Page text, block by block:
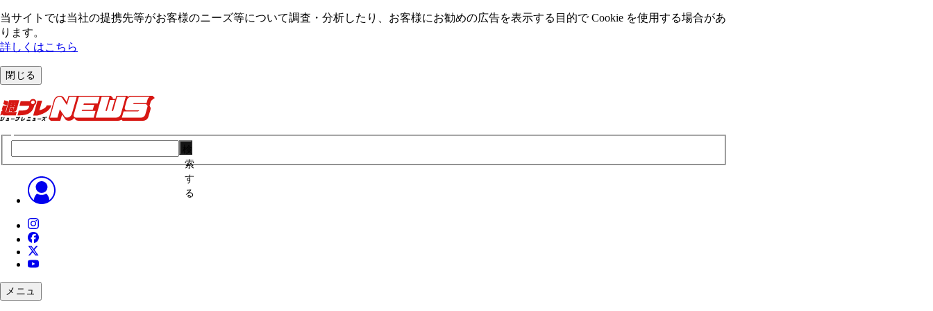
当サイトでは当社の提携先等がお客様のニーズ等について調査・分析したり、お客様にお勧めの広告を表⽰する⽬的で Cookie を使⽤する場合があ
ります。
詳しくはこちら
閉じる
索
す
る
メニュ